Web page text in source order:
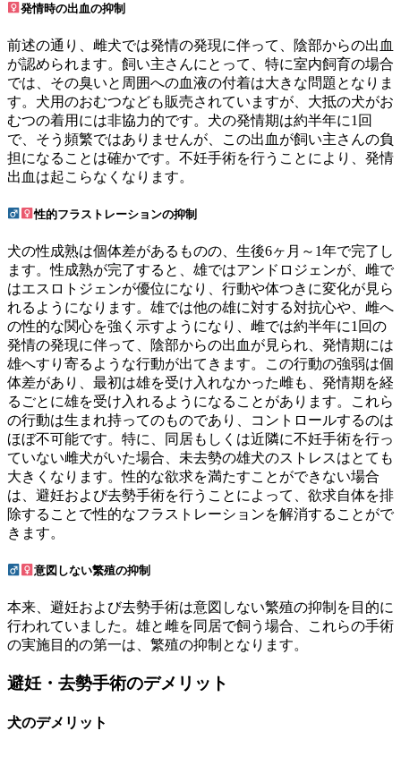
発情時の出血の抑制
前述の通り、雌犬では発情の発現に伴って、陰部からの出血
が認められます。飼い主さんにとって、特に室内飼育の場合
では、その臭いと周囲への血液の付着は大きな問題となりま
す。犬用のおむつなども販売されていますが、大抵の犬がお
むつの着用には非協力的です。犬の発情期は約半年に1回
で、そう頻繁ではありませんが、この出血が飼い主さんの負
担になることは確かです。不妊手術を行うことにより、発情
出血は起こらなくなります。
性的フラストレーションの抑制
犬の性成熟は個体差があるものの、生後6ヶ月～1年で完了し
ます。性成熟が完了すると、雄ではアンドロジェンが、雌で
はエスロトジェンが優位になり、行動や体つきに変化が見ら
れるようになります。雄では他の雄に対する対抗心や、雌へ
の性的な関心を強く示すようになり、雌では約半年に1回の
発情の発現に伴って、陰部からの出血が見られ、発情期には
雄へすり寄るような行動が出てきます。この行動の強弱は個
体差があり、最初は雄を受け入れなかった雌も、発情期を経
るごとに雄を受け入れるようになることがあります。これら
の行動は生まれ持ってのものであり、コントロールするのは
ほぼ不可能です。特に、同居もしくは近隣に不妊手術を行っ
ていない雌犬がいた場合、未去勢の雄犬のストレスはとても
大きくなります。性的な欲求を満たすことができない場合
は、避妊および去勢手術を行うことによって、欲求自体を排
除することで性的なフラストレーションを解消することがで
きます。
意図しない繁殖の抑制
本来、避妊および去勢手術は意図しない繁殖の抑制を目的に
行われていました。雄と雌を同居で飼う場合、これらの手術
の実施目的の第一は、繁殖の抑制となります。
避妊・去勢手術のデメリット
犬のデメリット